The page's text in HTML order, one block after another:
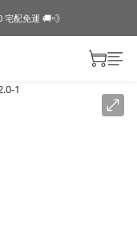
宅配免運 🚚💨